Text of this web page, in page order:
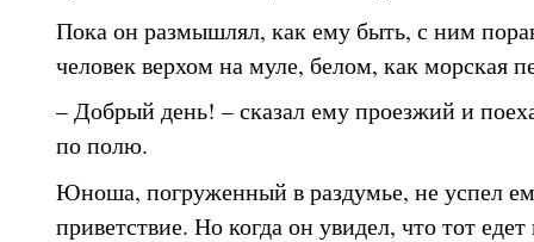
Пока он размышлял, как ему быть, с ним
человек верхом на муле, белом, как морская
– Добрый день! – сказал ему проезжий и
по полю.
Юноша, погруженный в раздумье, не успел
приветствие. Но когда он увидел, что тот